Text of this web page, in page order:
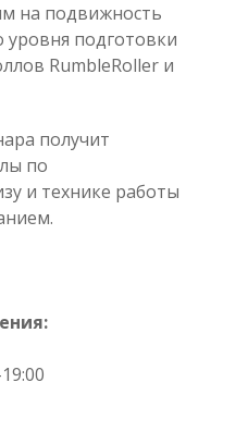
на подвижность
уровня подготовки
RumbleRoller и
получит
по
и технике работы